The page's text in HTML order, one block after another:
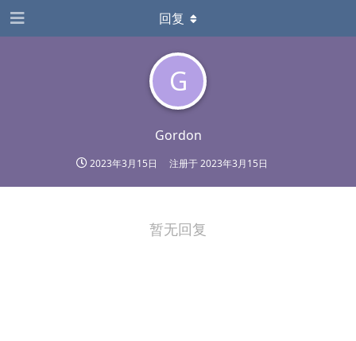
G
Gordon
2023年3月15日 注册于2023年3月15日
回复
暂无回复